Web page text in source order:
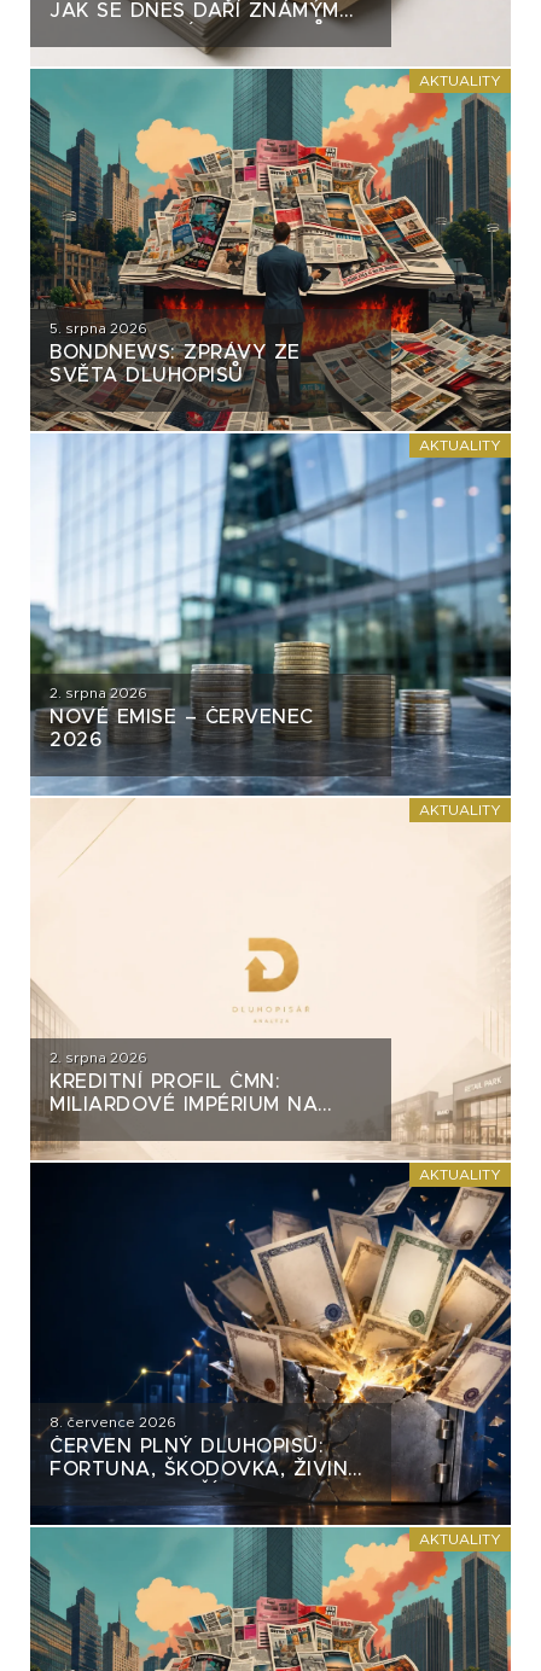
JAK SE DNES DAŘÍ ZNÁMÝM
DLUHOPISOVÝM EMITENTŮM?
AKTUALITY
5. srpna 2026
BONDNEWS: ZPRÁVY ZE
SVĚTA DLUHOPISŮ
AKTUALITY
2. srpna 2026
NOVÉ EMISE – ČERVENEC
2026
AKTUALITY
2. srpna 2026
KREDITNÍ PROFIL ČMN:
MILIARDOVÉ IMPÉRIUM NA
AKTUALITY
8. července 2026
ČERVEN PLNÝ DLUHOPISŮ:
FORTUNA, ŠKODOVKA, ŽIVINA
A MNOHO DALŠÍCH
AKTUALITY